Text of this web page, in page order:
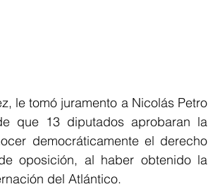
le tomó juramento a Nicolás Petro
que 13 diputados aprobaran la
democráticamente el derecho
oposición, al haber obtenido la
del Atlántico.